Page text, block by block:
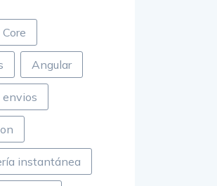
Angular
envios
instantánea